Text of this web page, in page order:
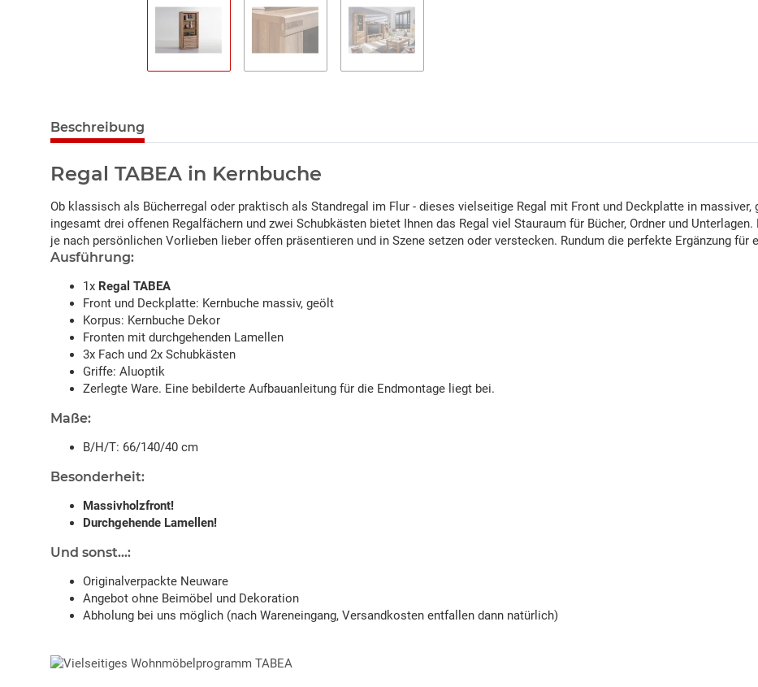
Beschreibung
Regal TABEA in Kernbuche
Ob klassisch als Bücherregal oder praktisch als Standregal im Flur - dieses vielseitige Regal mit Front und Deckplatte in
ingesamt drei offenen Regalfächern und zwei Schubkästen bietet Ihnen das Regal viel Stauraum für Bücher, Ordner und
je nach persönlichen Vorlieben lieber offen präsentieren und in Szene setzen oder verstecken. Rundum die perfekte Ergänzung für
Ausführung:
1x Regal TABEA
Front und Deckplatte: Kernbuche massiv, geölt
Korpus: Kernbuche Dekor
Fronten mit durchgehenden Lamellen
3x Fach und 2x Schubkästen
Griffe: Aluoptik
Zerlegte Ware. Eine bebilderte Aufbauanleitung für die Endmontage liegt bei.
Maße:
B/H/T: 66/140/40 cm
Besonderheit:
Massivholzfront!
Durchgehende Lamellen!
Und sonst...:
Originalverpackte Neuware
Angebot ohne Beimöbel und Dekoration
Abholung bei uns möglich (nach Wareneingang, Versandkosten entfallen dann natürlich)